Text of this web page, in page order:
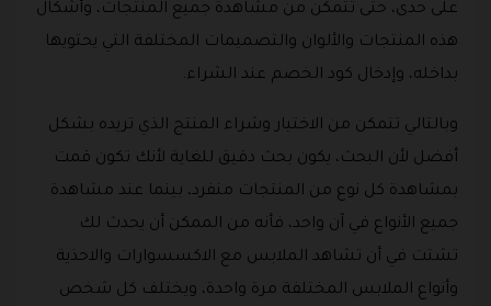
على حدى، حتى تتمكن من مشاهدة جميع المنتجات، وأشكال
هذه المنتجات والألوان والتصميمات المختلفة التي يحتويها
بداخله، وإدخال كود الخصم عند الشراء.
وبالتالي تتمكن من الاختيار وشراء المنتج الذي تريده بشكل
أفضل لأن البحث، يكون بحث دقيق للغاية لأنك تكون قمت
بمشاهدة كل نوع من المنتجات منفرد، بينما عند مشاهدة
جميع الأنواع في آن واحد، فأنه من الممكن أن يحدث لك
تشتت في أن تشاهد الملابس مع الاكسسوارات والاحذية
وأنواع الملابس المختلفة مرة واحدة، ويختلف كل شخص